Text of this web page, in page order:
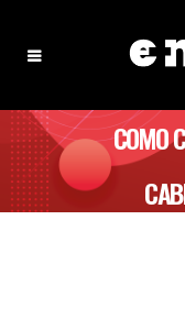
COMO